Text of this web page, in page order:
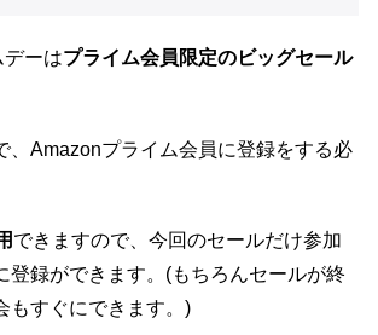
ーはプライム会員限定のビッグセール
、Amazonプライム会員に登録をする必
できますので、今回のセールだけ参加
登録ができます。(もちろんセールが終
もすぐにできます。)